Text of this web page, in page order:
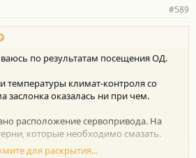
#589
по результатам посещения ОД.
температуры климат-контроля со
заслонка оказалась ни при чем.
расположение сервопривода. На
которые необходимо смазать.
для раскрытия...